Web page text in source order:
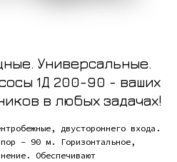
Универсальные.
1Д 200-90 - ваших
в любых задачах!
двустороннего входа.
- 90 м. Горизонтальное,
Обеспечивают